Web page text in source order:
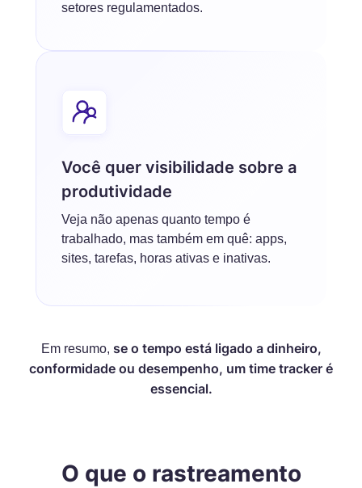
setores regulamentados.
Você quer visibilidade sobre a
produtividade
Veja não apenas quanto tempo é
trabalhado, mas também em quê: apps,
sites, tarefas, horas ativas e inativas.
Em resumo, se o tempo está ligado a dinheiro,
conformidade ou desempenho, um time tracker é
essencial.
O que o rastreamento